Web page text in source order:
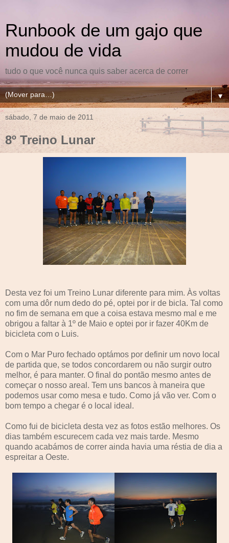
Runbook de um gajo que
mudou de vida
tudo o que você nunca quis saber acerca de correr
▼
sábado, 7 de maio de 2011
8º Treino Lunar
Desta vez foi um Treino Lunar diferente para mim. Às voltas
com uma dôr num dedo do pé, optei por ir de bicla. Tal como
no fim de semana em que a coisa estava mesmo mal e me
obrigou a faltar à 1º de Maio e optei por ir fazer 40Km de
bicicleta com o Luis.
Com o Mar Puro fechado optámos por definir um novo local
de partida que, se todos concordarem ou não surgir outro
melhor, é para manter. O final do pontão mesmo antes de
começar o nosso areal. Tem uns bancos à maneira que
podemos usar como mesa e tudo. Como já vão ver. Com o
bom tempo a chegar é o local ideal.
Como fui de bicicleta desta vez as fotos estão melhores. Os
dias também escurecem cada vez mais tarde. Mesmo
quando acabámos de correr ainda havia uma réstia de dia a
espreitar a Oeste.